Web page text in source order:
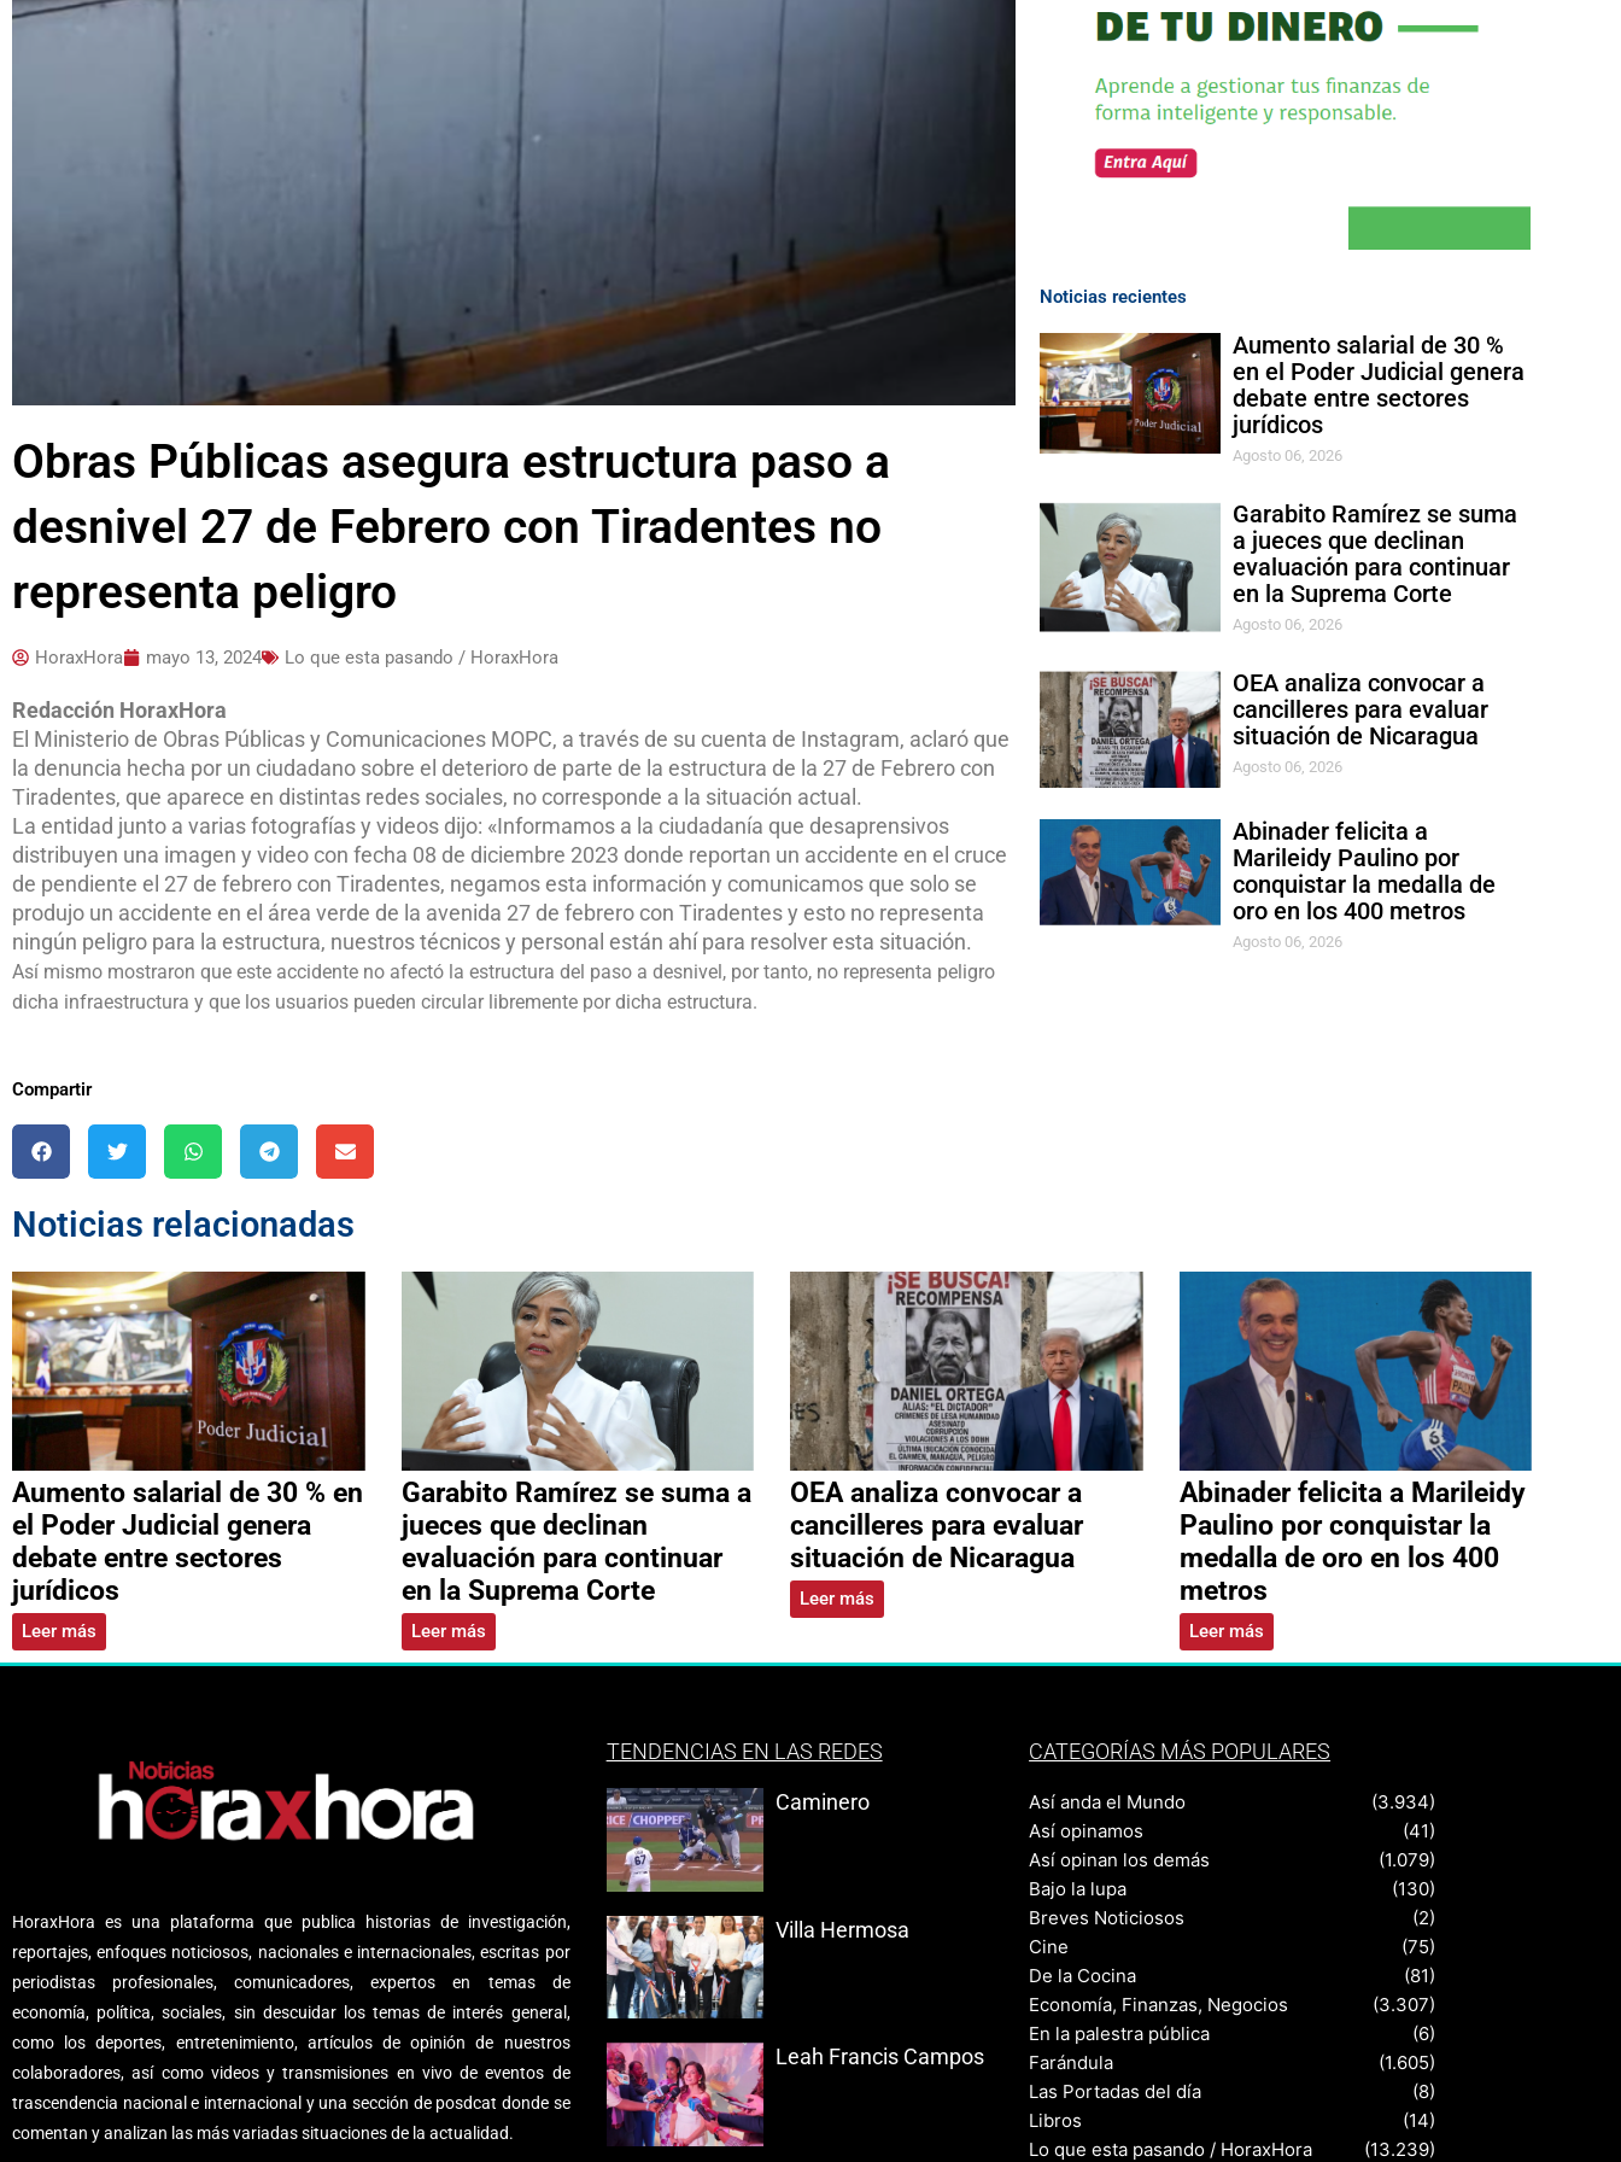
Obras Públicas asegura estructura paso a
desnivel 27 de Febrero con Tiradentes no
representa peligro
HoraxHora mayo 13, 2024 Lo que esta pasando / HoraxHora
Redacción HoraxHora
El Ministerio de Obras Públicas y Comunicaciones MOPC, a través de su cuenta de Instagram, aclaró que
la denuncia hecha por un ciudadano sobre el deterioro de parte de la estructura de la 27 de Febrero con
Tiradentes, que aparece en distintas redes sociales, no corresponde a la situación actual.
La entidad junto a varias fotografías y videos dijo: «Informamos a la ciudadanía que desaprensivos
distribuyen una imagen y video con fecha 08 de diciembre 2023 donde reportan un accidente en el cruce
de pendiente el 27 de febrero con Tiradentes, negamos esta información y comunicamos que solo se
produjo un accidente en el área verde de la avenida 27 de febrero con Tiradentes y esto no representa
ningún peligro para la estructura, nuestros técnicos y personal están ahí para resolver esta situación.
Así mismo mostraron que este accidente no afectó la estructura del paso a desnivel, por tanto, no representa peligro
dicha infraestructura y que los usuarios pueden circular libremente por dicha estructura.
Compartir
Noticias recientes
Aumento salarial de 30 %
en el Poder Judicial genera
debate entre sectores
jurídicos
Agosto 06, 2026
Garabito Ramírez se suma
a jueces que declinan
evaluación para continuar
en la Suprema Corte
Agosto 06, 2026
OEA analiza convocar a
cancilleres para evaluar
situación de Nicaragua
Agosto 06, 2026
Abinader felicita a
Marileidy Paulino por
conquistar la medalla de
oro en los 400 metros
Agosto 06, 2026
Noticias relacionadas
Aumento salarial de 30 % en
el Poder Judicial genera
debate entre sectores
jurídicos
Leer más
Garabito Ramírez se suma a
jueces que declinan
evaluación para continuar
en la Suprema Corte
Leer más
OEA analiza convocar a
cancilleres para evaluar
situación de Nicaragua
Leer más
Abinader felicita a Marileidy
Paulino por conquistar la
medalla de oro en los 400
metros
Leer más
HoraxHora es una plataforma que publica historias de investigación,
reportajes, enfoques noticiosos, nacionales e internacionales, escritas por
periodistas profesionales, comunicadores, expertos en temas de
economía, política, sociales, sin descuidar los temas de interés general,
como los deportes, entretenimiento, artículos de opinión de nuestros
colaboradores, así como videos y transmisiones en vivo de eventos de
trascendencia nacional e internacional y una sección de posdcat donde se
comentan y analizan las más variadas situaciones de la actualidad.
TENDENCIAS EN LAS REDES
Caminero
Villa Hermosa
Leah Francis Campos
CATEGORÍAS MÁS POPULARES
Así anda el Mundo
(3.934)
Así opinamos
(41)
Así opinan los demás
(1.079)
Bajo la lupa
(130)
Breves Noticiosos
(2)
Cine
(75)
De la Cocina
(81)
Economía, Finanzas, Negocios
(3.307)
En la palestra pública
(6)
Farándula
(1.605)
Las Portadas del día
(8)
Libros
(14)
Lo que esta pasando / HoraxHora
(13.239)